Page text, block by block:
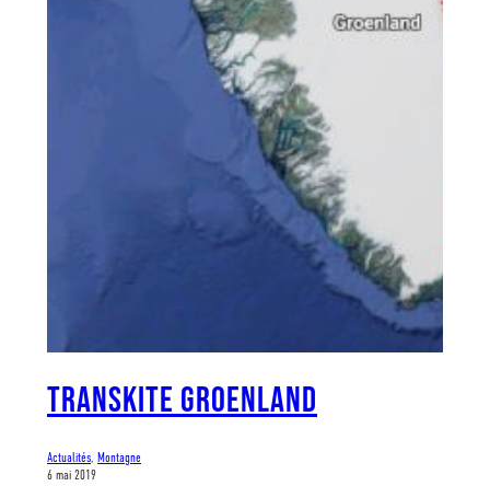
TRANSKITE GROENLAND
Actualités, Montagne
6 mai 2019